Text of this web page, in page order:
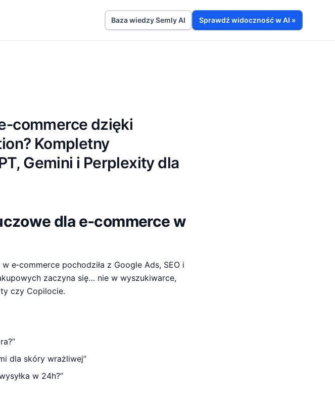
Baza wiedzy Semly AI Sprawdź widoczność w AI »
dzięki
Kompletny
Gemini i Perplexity dla
dla e‑commerce w
e‑commerce pochodziła z Google Ads, SEO i
zaczyna się… nie w wyszukiwarce,
czy Copilocie.
dla skóry wrażliwej”
w 24h?”